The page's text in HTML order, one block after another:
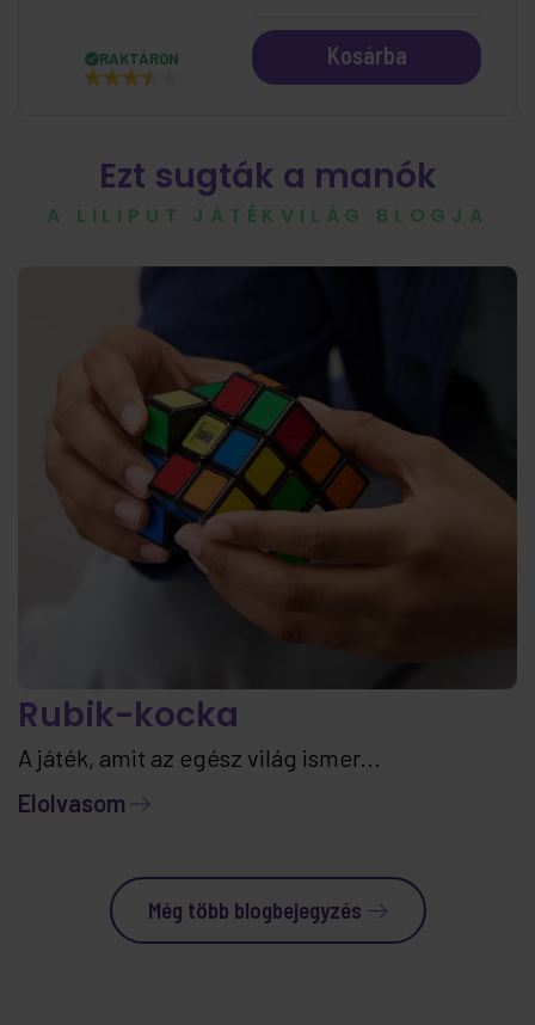
RAKTÁRON Kosárba
Ezt sugták a manók
A LILIPUT JÁTÉKVILÁG BLOGJA
Rubik-kocka
A játék, amit az egész világ ismer...
Elolvasom
Még több blogbejegyzés